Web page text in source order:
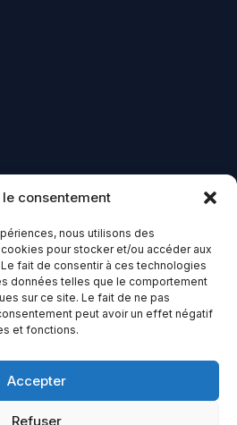
le consentement
nous utilisons des
pour stocker et/ou accéder aux
fait de consentir à ces technologies
données telles que le comportement
sur ce site. Le fait de ne pas
peut avoir un effet négatif
et fonctions.
Accepter
Refuser
région.